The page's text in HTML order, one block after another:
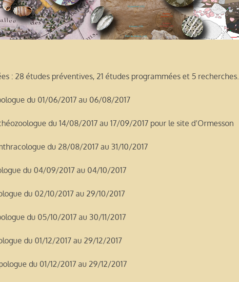
: 28 études préventives, 21 études programmées et 5 recherches.
du 01/06/2017 au 06/08/2017
du 14/08/2017 au 17/09/2017 pour le site d’Ormesson
du 28/08/2017 au 31/10/2017
du 04/09/2017 au 04/10/2017
du 02/10/2017 au 29/10/2017
du 05/10/2017 au 30/11/2017
du 01/12/2017 au 29/12/2017
du 01/12/2017 au 29/12/2017